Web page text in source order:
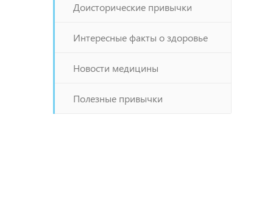
Доисторические привычки
Интересные факты о здоровье
Новости медицины
Полезные привычки